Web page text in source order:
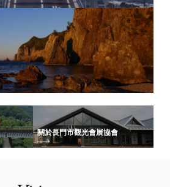
關於長門市觀光會展協會